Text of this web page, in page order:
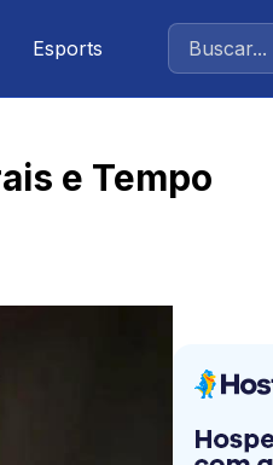
Esports
e Tempo